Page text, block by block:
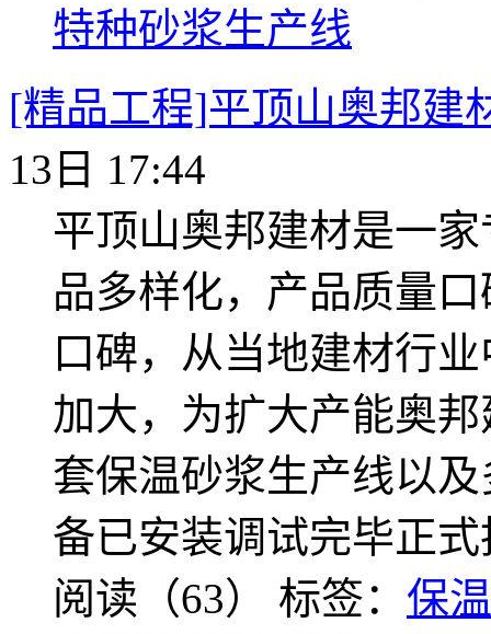
特种砂浆生产线
[精品工程]平顶山奥邦建
13日 17:44
平顶山奥邦建材是一
品多样化，产品质量
口碑，从当地建材行
加大，为扩大产能奥
套保温砂浆生产线以
备已安装调试完毕正
阅读（63） 标签： 保